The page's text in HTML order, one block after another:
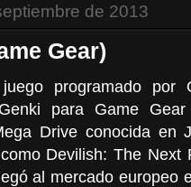
de 2013
Gear)
programado por
para Game
Drive conocida en
Devilish: The Next
al mercado europeo